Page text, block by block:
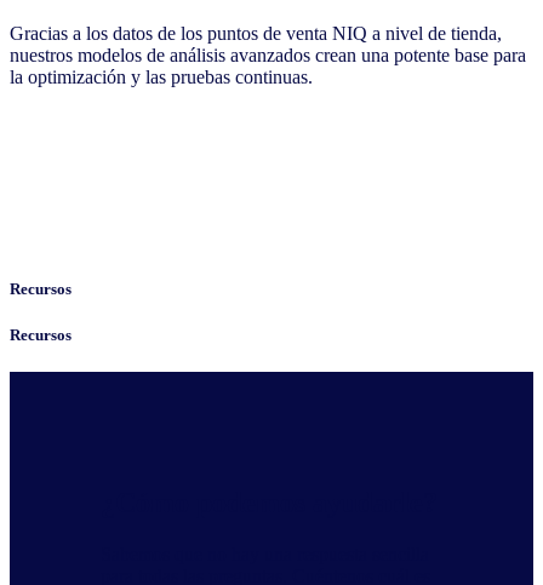
Gracias a los datos de los puntos de venta NIQ a nivel de tienda,
nuestros modelos de análisis avanzados crean una potente base para
la optimización y las pruebas continuas.
Recursos
Recursos